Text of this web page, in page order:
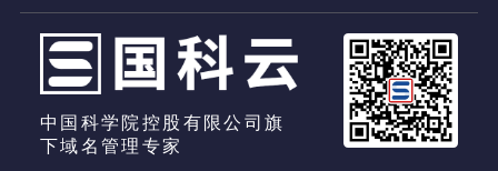
中国科学院控股有限公司旗
下域名管理专家